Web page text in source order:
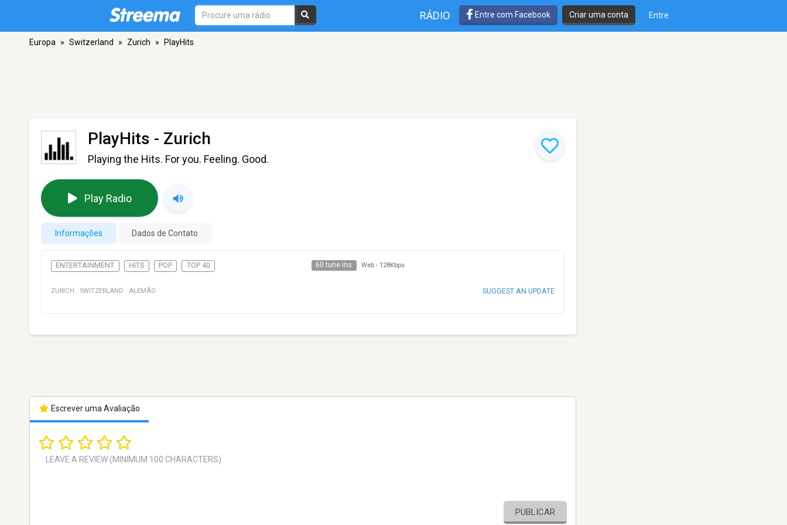
RÁDIO Entre com Facebook Criar uma conta Entre
Europa » Switzerland » Zurich » PlayHits
PlayHits - Zurich
Playing the Hits. For you. Feeling. Good.
Play Radio
Informações Dados de Contato
ENTERTAINMENT HITS POP TOP 40 60 tune ins Web - 128Kbps
ZURICH · SWITZERLAND · ALEMÃO SUGGEST AN UPDATE
Escrever uma Avaliação
PUBLICAR